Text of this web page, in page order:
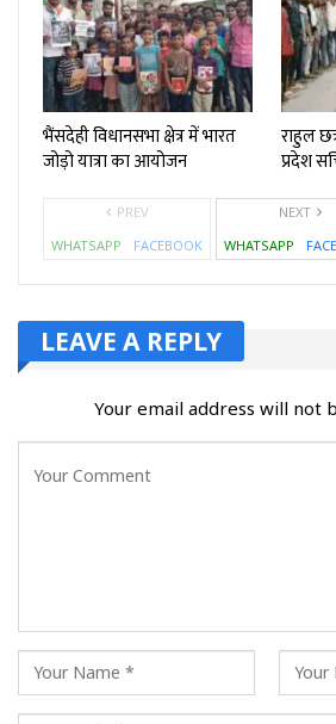
भैंसदेही विधानसभा क्षेत्र में भारत
जोड़ो यात्रा का आयोजन
राहुल
प्रदेश
PREV
WHATSAPP
FACEBOOK
NEXT
WHATSAPP
LEAVE A REPLY
Your email address will not